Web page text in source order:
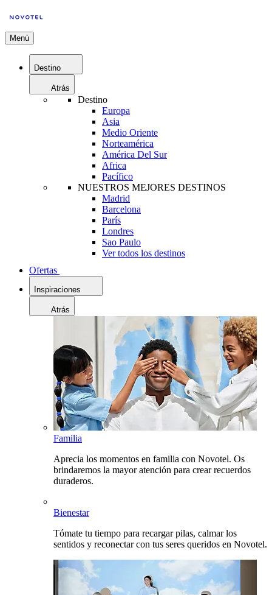
Menú
Destino
Atrás
Destino
Europa
Asia
Medio Oriente
Norteamérica
América Del Sur
Africa
Pacífico
NUESTROS MEJORES DESTINOS
Madrid
Barcelona
París
Londres
Sao Paulo
Ver todos los destinos
Ofertas
Inspiraciones
Atrás
Familia
Aprecia los momentos en familia con Novotel. Os
brindaremos la mayor atención para crear recuerdos
duraderos.
Bienestar
Tómate tu tiempo para recargar pilas, calmar los
sentidos y reconectar con tus seres queridos en Novotel.